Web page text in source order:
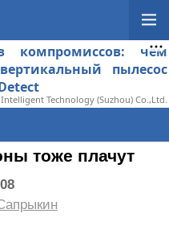
компромиссов: чем
пылесос
Technology (Suzhou) Co.,Ltd.
тоже плачут